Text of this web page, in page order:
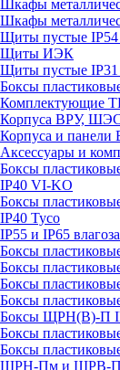
Шкафы
Шкафы
Щиты пустые IP54
Щиты ИЭК
Щиты пустые IP31
Боксы
Комплектующие
Корпуса ВРУ,
Корпуса и
Аксессуары и
Боксы
IP40 VI-KO
Боксы
IP40 Тусо
IP55 и IP65
Боксы
Боксы
Боксы
Боксы
Боксы ЩРН(В)-П
Боксы
Боксы
ЩРН-Пм и ЩРВ-